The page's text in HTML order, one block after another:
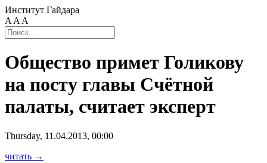
Институт Гайдара
A A A
Общество примет Голикову
на посту главы Счётной
палаты, считает эксперт
Thursday, 11.04.2013, 00:00
читать →